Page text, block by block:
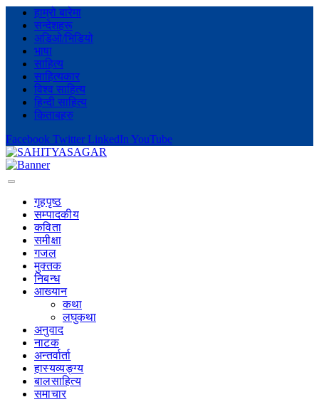
हाम्रो बारेमा
सन्देशहरू
अडिओ/भिडियो
भाषा
साहित्य
साहित्यकार
विश्व साहित्य
हिन्दी साहित्य
किताबहरु
Facebook Twitter LinkedIn YouTube
गृहपृष्‍ठ
सम्पादकीय
कविता
समीक्षा
गजल
मुक्तक
निबन्ध
आख्यान
कथा
लघुकथा
अनुवाद
नाटक
अन्तर्वार्ता
हास्यव्यङ्ग्य
बालसाहित्य
समाचार